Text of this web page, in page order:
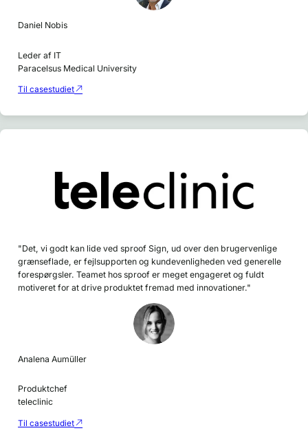
Daniel Nobis
Leder af IT
Paracelsus Medical University
Til casestudiet
"Det, vi godt kan lide ved sproof Sign, ud over den brugervenlige
grænseflade, er fejlsupporten og kundevenligheden ved generelle
forespørgsler. Teamet hos sproof er meget engageret og fuldt
motiveret for at drive produktet fremad med innovationer."
Analena Aumüller
Produktchef
teleclinic
Til casestudiet